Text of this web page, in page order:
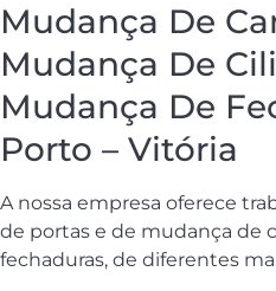
Mudança De
Mudança De
Mudança De
Porto – Vitória
A nossa empresa oferece
de portas e de mudança de
fechaduras, de diferentes